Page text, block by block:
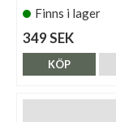
Finns i lager
349 SEK
KÖP